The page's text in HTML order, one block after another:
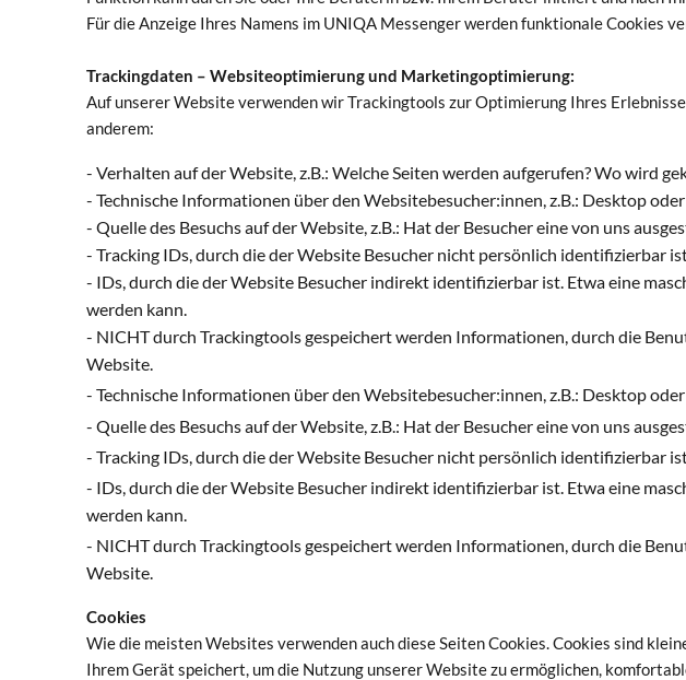
Für die Anzeige Ihres Namens im UNIQA Messenger werden funktionale Cookies
Trackingdaten – Websiteoptimierung und Marketingoptimierung:
Auf unserer Website verwenden wir Trackingtools zur Optimierung Ihres
anderem:
- Verhalten auf der Website, z.B.: Welche Seiten werden aufgerufen? Wo wird
- Technische Informationen über den Websitebesucher:innen, z.B.: Desktop
- Quelle des Besuchs auf der Website, z.B.: Hat der Besucher eine von uns
- Tracking IDs, durch die der Website Besucher nicht persönlich identifizierbar
- IDs, durch die der Website Besucher indirekt identifizierbar ist. Etwa eine
werden kann.
- NICHT durch Trackingtools gespeichert werden Informationen, durch die
Website.
- Technische Informationen über den Websitebesucher:innen, z.B.: Desktop
- Quelle des Besuchs auf der Website, z.B.: Hat der Besucher eine von uns
- Tracking IDs, durch die der Website Besucher nicht persönlich identifizierbar
- IDs, durch die der Website Besucher indirekt identifizierbar ist. Etwa eine
werden kann.
- NICHT durch Trackingtools gespeichert werden Informationen, durch die
Website.
Cookies
Wie die meisten Websites verwenden auch diese Seiten Cookies. Cookies sind
Ihrem Gerät speichert, um die Nutzung unserer Website zu ermöglichen,